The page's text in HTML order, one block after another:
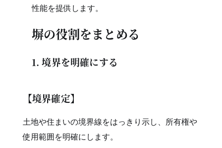
性能を提供します。
塀の役割をまとめる
1. 境界を明確にする
【境界確定】
土地や住まいの境界線をはっきり示し、所有権や
使用範囲を明確にします。